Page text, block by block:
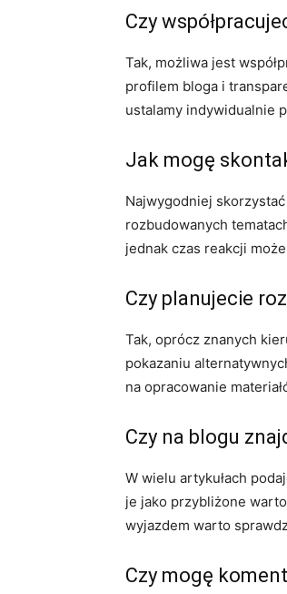
Czy
Tak, możliwa jest
profilem bloga i
ustalamy indywidualnie
Jak mogę
Najwygodniej
rozbudowanych
jednak czas reakcji
Czy planujecie
Tak, oprócz znanych
pokazaniu
na opracowanie
Czy na blogu
W wielu artykułach
je jako przybliżone
wyjazdem warto
Czy mogę